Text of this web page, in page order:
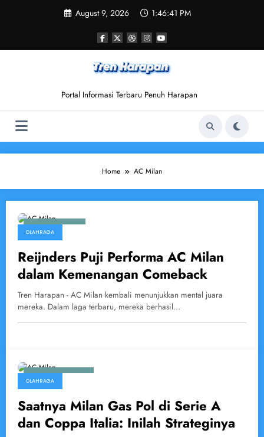
August 9, 2026 1:46:42 PM
Portal Informasi Terbaru Penuh Harapan
Home AC Milan
OLAHRAGA
Reijnders Puji Performa AC Milan
dalam Kemenangan Comeback
Tren Harapan - AC Milan kembali menunjukkan mental juara
mereka. Dalam laga terbaru, mereka berhasil…
OLAHRAGA
Saatnya Milan Gas Pol di Serie A
dan Coppa Italia: Inilah Strateginya